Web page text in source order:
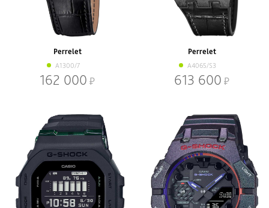
Perrelet
A1300/7
162 000
Perrelet
A4065/S3
613 600